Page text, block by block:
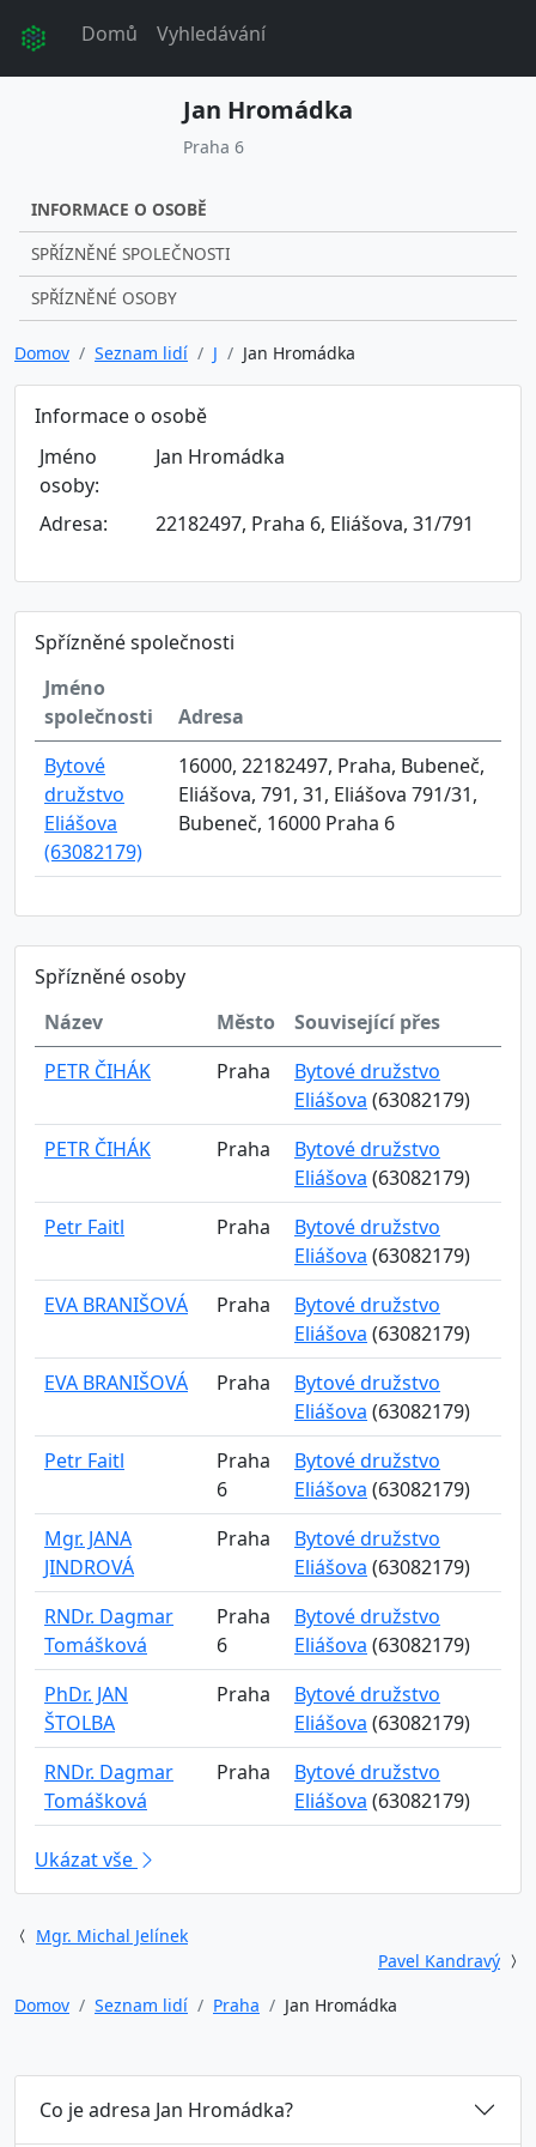
Domů Vyhledávání
Jan Hromádka
Praha 6
INFORMACE O OSOBĚ
SPŘÍZNĚNÉ SPOLEČNOSTI
SPŘÍZNĚNÉ OSOBY
Domov Seznam lidí J Jan Hromádka
Informace o osobě
Jméno
osoby:
Jan Hromádka
Adresa: 22182497, Praha 6, Eliášova, 31/791
Spřízněné společnosti
Jméno
společnosti
Adresa
Bytové
družstvo
Eliášova
(63082179)
16000, 22182497, Praha, Bubeneč,
Eliášova, 791, 31, Eliášova 791/31,
Bubeneč, 16000 Praha 6
Spřízněné osoby
Název
Město
Související přes
PETR ČIHÁK
Praha
Bytové družstvo
Eliášova (63082179)
PETR ČIHÁK
Praha
Bytové družstvo
Eliášova (63082179)
Petr Faitl
Praha
Bytové družstvo
Eliášova (63082179)
EVA BRANIŠOVÁ
Praha
Bytové družstvo
Eliášova (63082179)
EVA BRANIŠOVÁ
Praha
Bytové družstvo
Eliášova (63082179)
Petr Faitl
Praha
6
Bytové družstvo
Eliášova (63082179)
Mgr. JANA
JINDROVÁ
Praha
Bytové družstvo
Eliášova (63082179)
RNDr. Dagmar
Tomášková
Praha
6
Bytové družstvo
Eliášova (63082179)
PhDr. JAN
ŠTOLBA
Praha
Bytové družstvo
Eliášova (63082179)
RNDr. Dagmar
Tomášková
Praha
Bytové družstvo
Eliášova (63082179)
Ukázat vše
Mgr. Michal Jelínek
Pavel Kandravý
Domov
Seznam lidí Praha Jan Hromádka
Co je adresa Jan Hromádka?